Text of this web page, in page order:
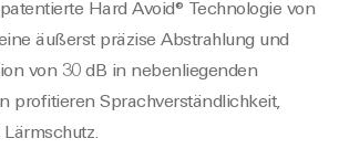
Hard Avoid® Technologie von
äußerst präzise Abstrahlung und
von 30 dB in nebenliegenden
profitieren Sprachverständlichkeit,